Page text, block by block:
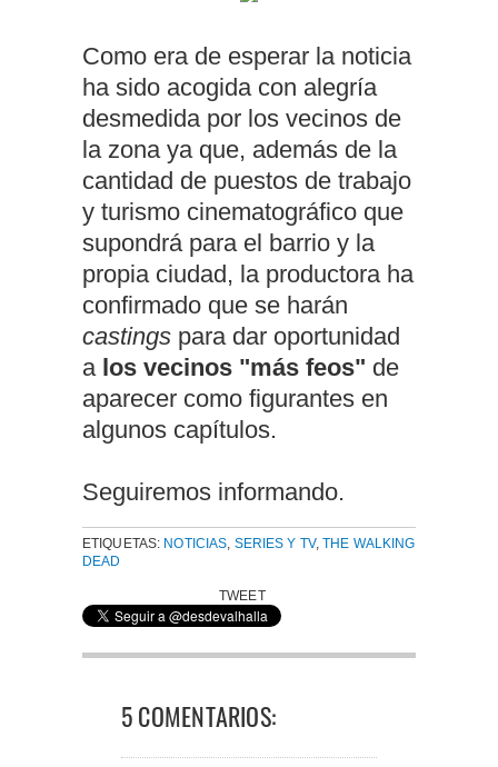
Como era de esperar la noticia
ha sido acogida con alegría
desmedida por los vecinos de
la zona ya que, además de la
cantidad de puestos de trabajo
y turismo cinematográfico que
supondrá para el barrio y la
propia ciudad, la productora ha
confirmado que se harán
castings para dar oportunidad
a los vecinos "más feos" de
aparecer como figurantes en
algunos capítulos.
Seguiremos informando.
ETIQUETAS: NOTICIAS SERIES Y TV,THE WALKING
DEAD
TWEET
5 COMENTARIOS: